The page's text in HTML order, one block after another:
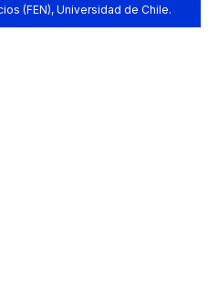
(FEN), Universidad de Chile.